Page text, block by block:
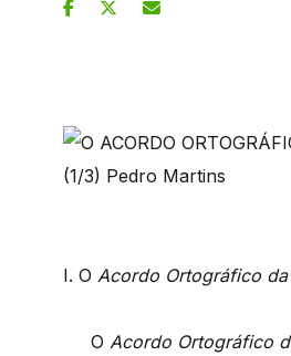
A torre
I. O Acordo Ortográfico da
O Acordo Ortográfico